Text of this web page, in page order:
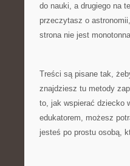
do nauki, a drugiego na
przeczytasz o
strona nie jest
Treści są pisane tak,
znajdziesz tu metody
to, jak wspierać dziecko
edukatorem, możesz
jesteś po prostu osobą,